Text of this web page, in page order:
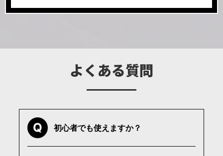
よくある質問
Q 初心者でも使えますか？